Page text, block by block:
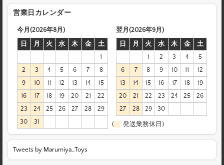
営業日カレンダー
今月(2026年8月)
日
月 火 水 木 金
土
1
2
3 4 5 6 7
8
9
10 11 12 13 14
15
16
17 18 19 20 21
22
23
24 25 26 27 28
29
30
31
翌月(2026年9月)
日
月 火 水 木 金
土
1
2 3 4
5
6
7 8 9 10 11
12
13
14 15 16 17 18
19
20
21 22 23 24 25
26
27
28 29 30
( 発送業務休日)
Tweets by Marumiya_Toys